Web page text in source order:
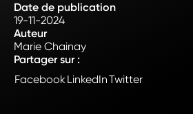
Date de publication
19-11-2024
Auteur
Marie Chainay
Partager sur :
FacebookLinkedInTwitter